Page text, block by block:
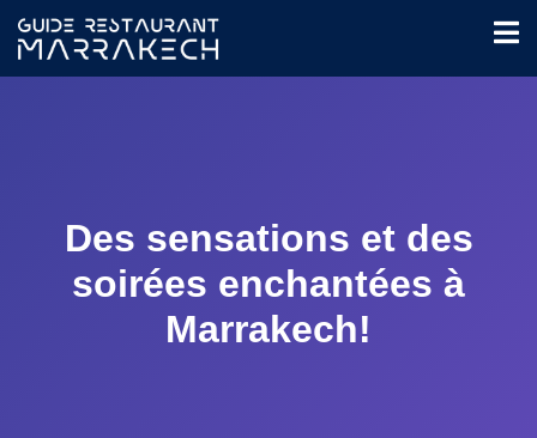
Des sensations et des
soirées enchantées à
Marrakech!